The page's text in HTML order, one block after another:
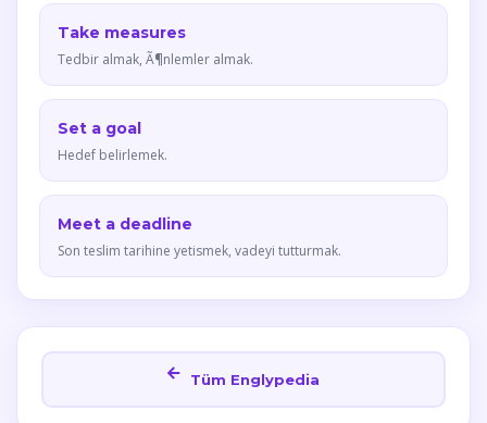
Take measures
Tedbir almak, Ã¶nlemler almak.
Set a goal
Hedef belirlemek.
Meet a deadline
Son teslim tarihine yetismek, vadeyi tutturmak.
Tüm Englypedia